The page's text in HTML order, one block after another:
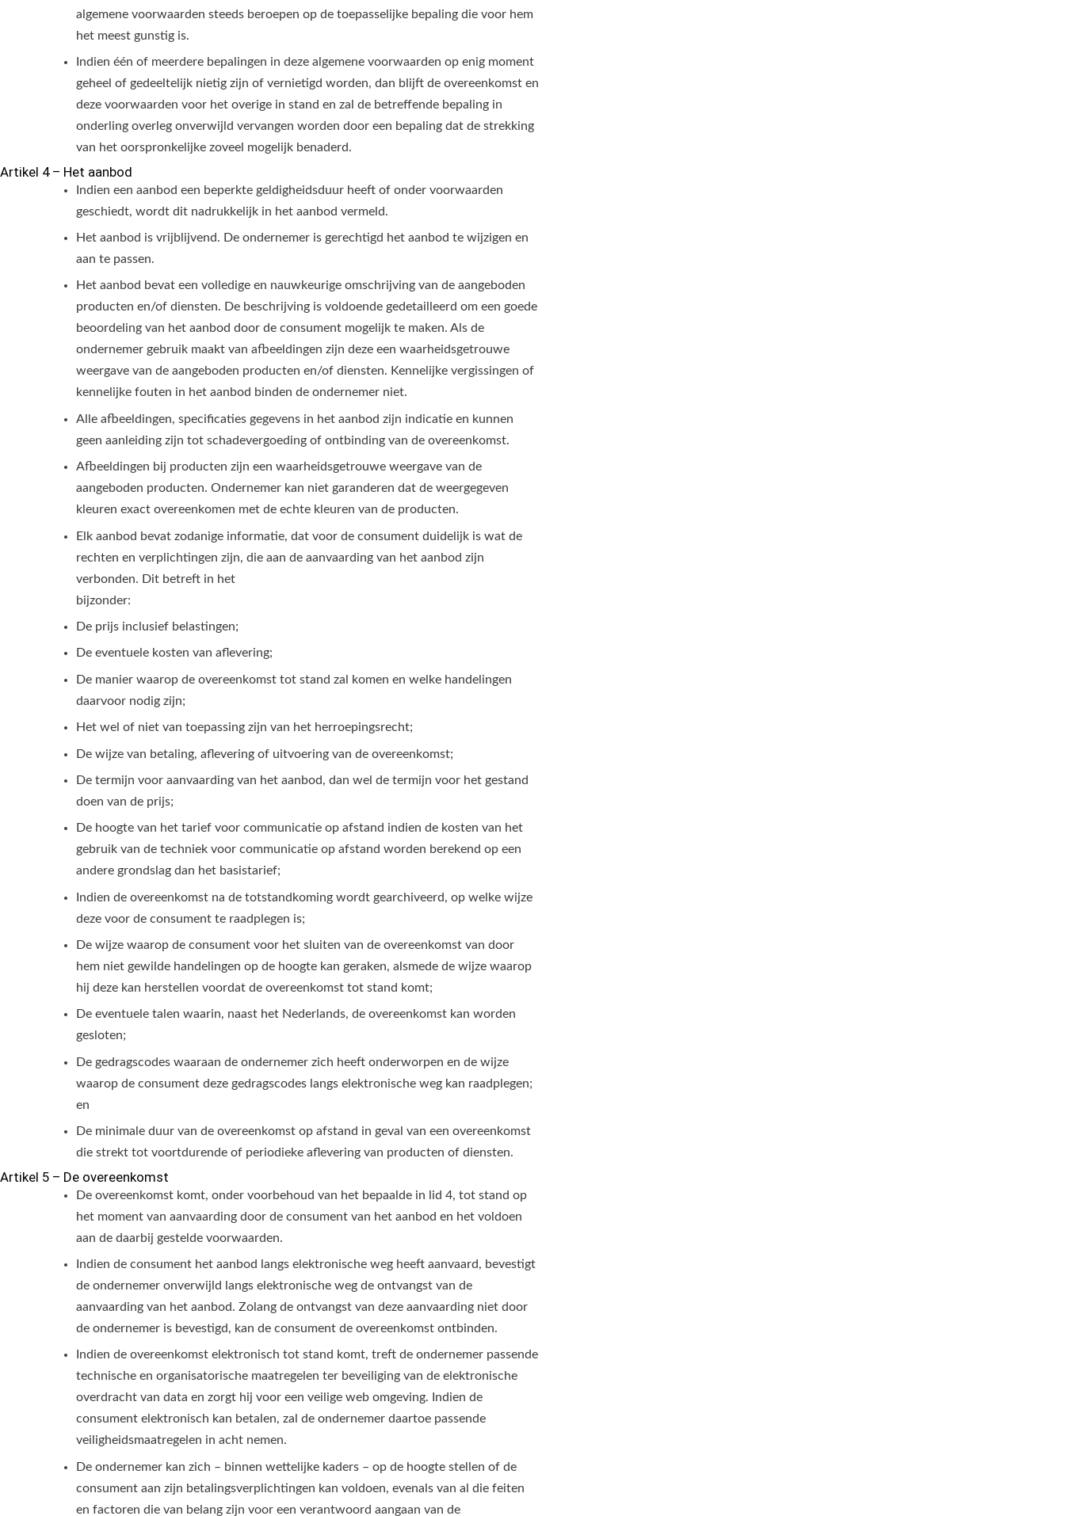
algemene voorwaarden steeds beroepen op de toepasselijke bepaling die voor hem
het meest gunstig is.
Indien één of meerdere bepalingen in deze algemene voorwaarden op enig moment
geheel of gedeeltelijk nietig zijn of vernietigd worden, dan blijft de overeenkomst en
deze voorwaarden voor het overige in stand en zal de betreffende bepaling in
onderling overleg onverwijld vervangen worden door een bepaling dat de strekking
van het oorspronkelijke zoveel mogelijk benaderd.
Artikel 4 – Het aanbod
Indien een aanbod een beperkte geldigheidsduur heeft of onder voorwaarden
geschiedt, wordt dit nadrukkelijk in het aanbod vermeld.
Het aanbod is vrijblijvend. De ondernemer is gerechtigd het aanbod te wijzigen en
aan te passen.
Het aanbod bevat een volledige en nauwkeurige omschrijving van de aangeboden
producten en/of diensten. De beschrijving is voldoende gedetailleerd om een goede
beoordeling van het aanbod door de consument mogelijk te maken. Als de
ondernemer gebruik maakt van afbeeldingen zijn deze een waarheidsgetrouwe
weergave van de aangeboden producten en/of diensten. Kennelijke vergissingen of
kennelijke fouten in het aanbod binden de ondernemer niet.
Alle afbeeldingen, specificaties gegevens in het aanbod zijn indicatie en kunnen
geen aanleiding zijn tot schadevergoeding of ontbinding van de overeenkomst.
Afbeeldingen bij producten zijn een waarheidsgetrouwe weergave van de
aangeboden producten. Ondernemer kan niet garanderen dat de weergegeven
kleuren exact overeenkomen met de echte kleuren van de producten.
Elk aanbod bevat zodanige informatie, dat voor de consument duidelijk is wat de
rechten en verplichtingen zijn, die aan de aanvaarding van het aanbod zijn
verbonden. Dit betreft in het
bijzonder:
De prijs inclusief belastingen;
De eventuele kosten van aflevering;
De manier waarop de overeenkomst tot stand zal komen en welke handelingen
daarvoor nodig zijn;
Het wel of niet van toepassing zijn van het herroepingsrecht;
De wijze van betaling, aflevering of uitvoering van de overeenkomst;
De termijn voor aanvaarding van het aanbod, dan wel de termijn voor het gestand
doen van de prijs;
De hoogte van het tarief voor communicatie op afstand indien de kosten van het
gebruik van de techniek voor communicatie op afstand worden berekend op een
andere grondslag dan het basistarief;
Indien de overeenkomst na de totstandkoming wordt gearchiveerd, op welke wijze
deze voor de consument te raadplegen is;
De wijze waarop de consument voor het sluiten van de overeenkomst van door
hem niet gewilde handelingen op de hoogte kan geraken, alsmede de wijze waarop
hij deze kan herstellen voordat de overeenkomst tot stand komt;
De eventuele talen waarin, naast het Nederlands, de overeenkomst kan worden
gesloten;
De gedragscodes waaraan de ondernemer zich heeft onderworpen en de wijze
waarop de consument deze gedragscodes langs elektronische weg kan raadplegen;
en
De minimale duur van de overeenkomst op afstand in geval van een overeenkomst
die strekt tot voortdurende of periodieke aflevering van producten of diensten.
Artikel 5 – De overeenkomst
De overeenkomst komt, onder voorbehoud van het bepaalde in lid 4, tot stand op
het moment van aanvaarding door de consument van het aanbod en het voldoen
aan de daarbij gestelde voorwaarden.
Indien de consument het aanbod langs elektronische weg heeft aanvaard, bevestigt
de ondernemer onverwijld langs elektronische weg de ontvangst van de
aanvaarding van het aanbod. Zolang de ontvangst van deze aanvaarding niet door
de ondernemer is bevestigd, kan de consument de overeenkomst ontbinden.
Indien de overeenkomst elektronisch tot stand komt, treft de ondernemer passende
technische en organisatorische maatregelen ter beveiliging van de elektronische
overdracht van data en zorgt hij voor een veilige web omgeving. Indien de
consument elektronisch kan betalen, zal de ondernemer daartoe passende
veiligheidsmaatregelen in acht nemen.
De ondernemer kan zich – binnen wettelijke kaders – op de hoogte stellen of de
consument aan zijn betalingsverplichtingen kan voldoen, evenals van al die feiten
en factoren die van belang zijn voor een verantwoord aangaan van de